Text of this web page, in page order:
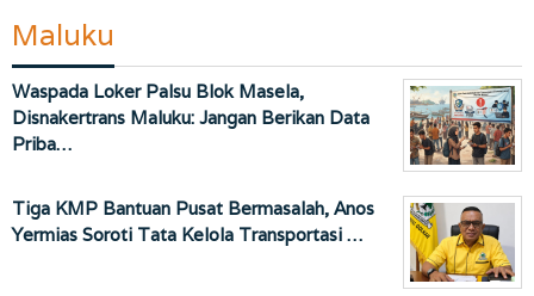
Maluku
Waspada Loker Palsu Blok Masela,
Disnakertrans Maluku: Jangan Berikan Data
Priba…
Tiga KMP Bantuan Pusat Bermasalah, Anos
Yermias Soroti Tata Kelola Transportasi …